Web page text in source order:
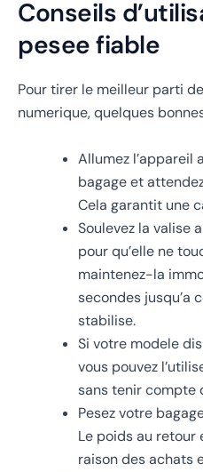
Conseils
pesee fiable
Pour tirer le meilleur parti
numerique, quelques
Allumez l’appareil
bagage et
Cela garantit une
Soulevez la valise
pour qu’elle ne
maintenez-la
secondes jusqu’a
stabilise.
Si votre modele
vous pouvez
sans tenir compte
Pesez votre
Le poids au retour
raison des achats